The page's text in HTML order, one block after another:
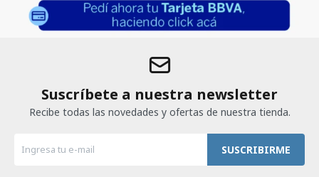
Suscríbete a nuestra newsletter
Recibe todas las novedades y ofertas de nuestra tienda.
SUSCRIBIRME